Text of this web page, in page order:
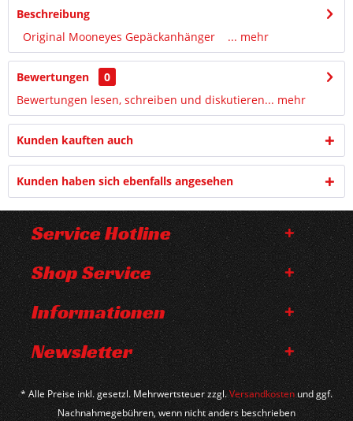
Beschreibung
Original Mooneyes Gepäckanhänger ... mehr
Bewertungen
0
Bewertungen lesen, schreiben und diskutieren... mehr
Kunden kauften auch
Kunden haben sich ebenfalls angesehen
Service Hotline
Shop Service
Informationen
Newsletter
* Alle Preise inkl. gesetzl. Mehrwertsteuer zzgl.Versandkosten und ggf.
Nachnahmegebühren, wenn nicht anders beschrieben